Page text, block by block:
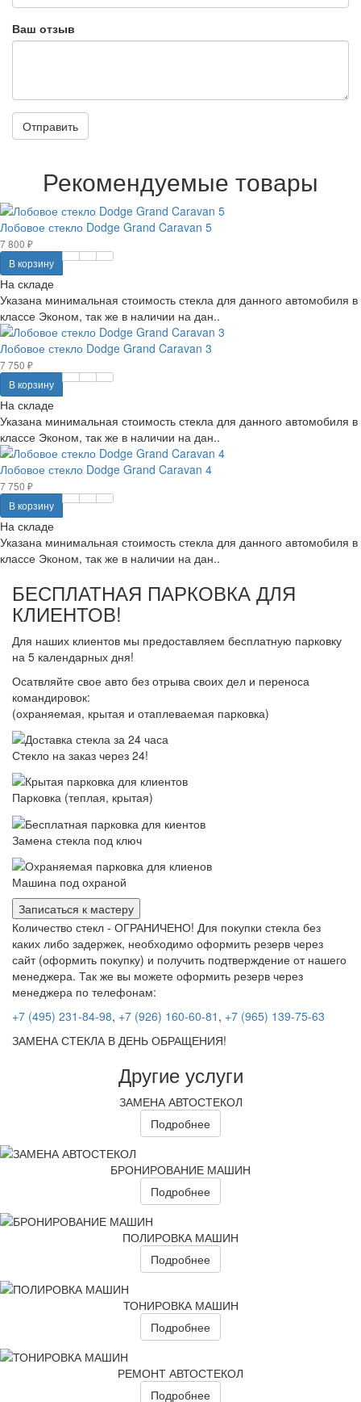
Ваш отзыв
Отправить
Рекомендуемые товары
Лобовое стекло Dodge Grand Caravan 5
7 800 ₽
В корзину
На складе
Указана минимальная стоимость стекла для данного автомобиля в
классе Эконом, так же в наличии на дан..
Лобовое стекло Dodge Grand Caravan 3
7 750 ₽
В корзину
На складе
Указана минимальная стоимость стекла для данного автомобиля в
классе Эконом, так же в наличии на дан..
Лобовое стекло Dodge Grand Caravan 4
7 750 ₽
В корзину
На складе
Указана минимальная стоимость стекла для данного автомобиля в
классе Эконом, так же в наличии на дан..
БЕСПЛАТНАЯ ПАРКОВКА ДЛЯ
КЛИЕНТОВ!
Для наших клиентов мы предоставляем бесплатную парковку
на 5 календарных дня!
Осатвляйте свое авто без отрыва своих дел и переноса
командировок:
(охраняемая, крытая и отаплеваемая парковка)
Стекло на заказ через 24!
Парковка (теплая, крытая)
Замена стекла под ключ
Машина под охраной
Записаться к мастеру
Количество стекл - ОГРАНИЧЕНО! Для покупки стекла без
каких либо задержек, необходимо оформить резерв через
сайт (оформить покупку) и получить подтверждение от нашего
менеджера. Так же вы можете оформить резерв через
менеджера по телефонам:
+7 (495) 231-84-98, +7 (926) 160-60-81 , +7 (965) 139-75-63
ЗАМЕНА СТЕКЛА В ДЕНЬ ОБРАЩЕНИЯ!
Другие услуги
ЗАМЕНА АВТОСТЕКОЛ
Подробнее
БРОНИРОВАНИЕ МАШИН
Подробнее
ПОЛИРОВКА МАШИН
Подробнее
ТОНИРОВКА МАШИН
Подробнее
РЕМОНТ АВТОСТЕКОЛ
Подробнее